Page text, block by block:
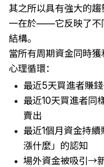
其之所以具有強大的
一在於——它反映了不
結構。
當所有周期資金同時
心理循環：
最近5天買進者賺
最近10天買進者同
賣出
最近1個月資金持
漲什麼」的認知
場外資金被吸引→